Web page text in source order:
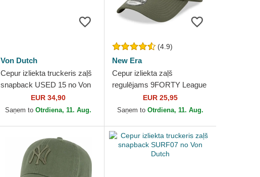
Von Dutch
Cepur izliekta truckeris zaļš
snapback USED 15 no Von
EUR 34,90
Saņem toOtrdiena, 11. Aug.
(4.9)
New Era
Cepur izliekta zaļš
regulējams 9FORTY League
Essential no New York
Yankees MLB no New Era
EUR 25,95
Saņem to Otrdiena, 11. Aug.